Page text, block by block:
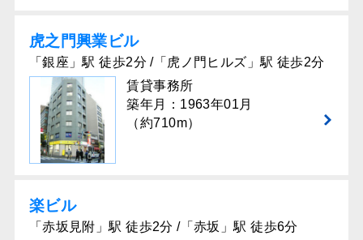
虎之門興業ビル
「銀座」駅 徒歩2分 /「虎ノ門ヒルズ」駅 徒歩2分
賃貸事務所
築年月：1963年01月
（約710m）
楽ビル
「赤坂見附」駅 徒歩2分 /「赤坂」駅 徒歩6分